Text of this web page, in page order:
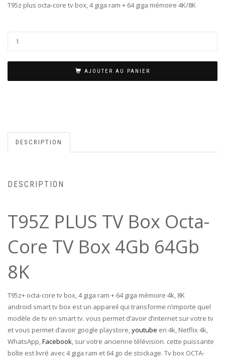
T95z plus octa-core tv box, 4 giga ram + 64 giga mémoire 4K/8K
AJOUTER AU PANIER
DESCRIPTION
DESCRIPTION
T95Z PLUS TV Box Octa-
Core TV Box 4Gb 64Gb
8K
T95z+ octa-core tv box, 4 giga ram + 64 giga mémoire 4k, 8K
android smart tv box est un appareil qui transforme n’importe quel
modèle de tv en smart tv. vous permet d’avoir d’internet sur votre tv
et vous permet d’avoir google playstore,youtube en 4k, Netflix 4k,
WhatsApp,Facebook, sur votre ancienne télévision. cette puissante
boîte est livré avec 4 giga ram et 64 go de stockage. Tv box OCTA-